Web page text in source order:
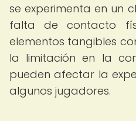
se experimenta en un
falta de contacto
elementos tangibles
la limitación en la
pueden afectar la
algunos jugadores.